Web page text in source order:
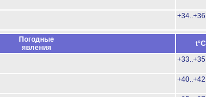
+34..+36
Погодные
явления
t°C
+33..+35
+40..+42